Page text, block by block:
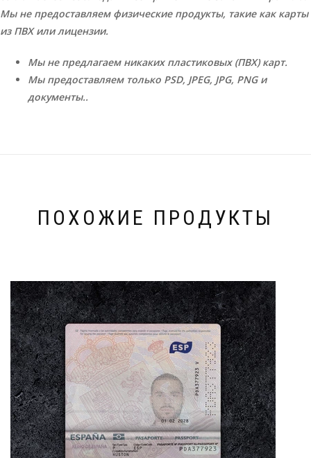
Мы не предоставляем физические продукты, такие как карты
из ПВХ или лицензии.
Мы не предлагаем никаких пластиковых (ПВХ) карт.
Мы предоставляем только PSD, JPEG, JPG, PNG и
документы..
ПОХОЖИЕ ПРОДУКТЫ